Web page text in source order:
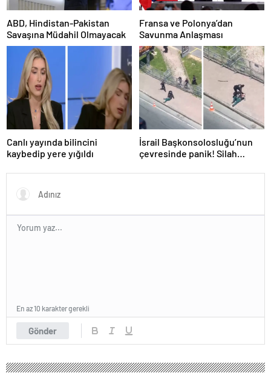
ABD, Hindistan-Pakistan
Savaşına Müdahil Olmayacak
Fransa ve Polonya’dan
Savunma Anlaşması
Canlı yayında bilincini
kaybedip yere yığıldı
İsrail Başkonsolosluğu’nun
çevresinde panik! Silah
açıklama geldi
Gönder
En az 10 karakter gerekli